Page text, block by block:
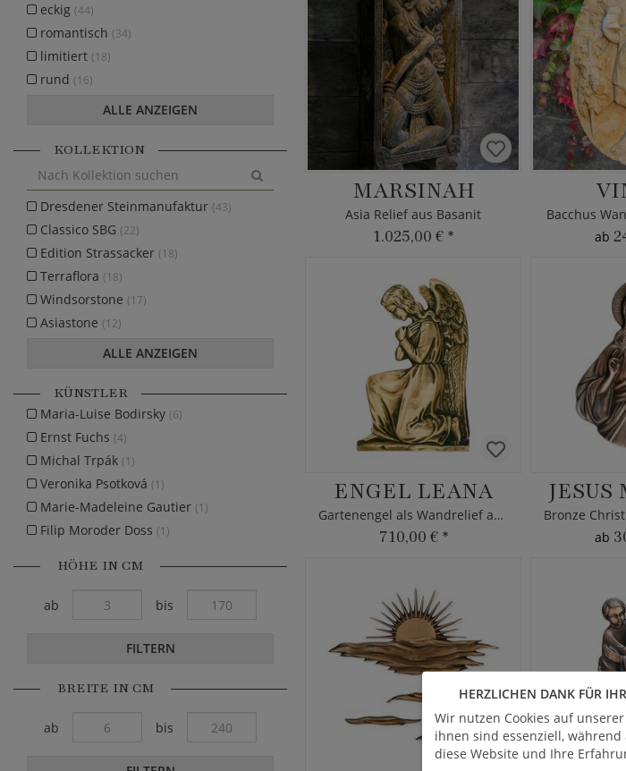
MARSINAH
Asia Relief aus Basanit
1.025,00 € *
Bacchus
ab
ENGEL LEANA
Gartenengel als Wandrelief aus Bronze
710,00 € *
JESUS
ab
eckig (44)
romantisch (34)
limitiert (18)
rund (16)
ALLE ANZEIGEN
KOLLEKTION
Dresdener Steinmanufaktur (43)
Classico SBG (22)
Edition Strassacker (18)
Terraflora (18)
Windsorstone (17)
Asiastone (12)
ALLE ANZEIGEN
KÜNSTLER
Maria-Luise Bodirsky (6)
Ernst Fuchs (4)
Michal Trpák (1)
Veronika Psotková (1)
Marie-Madeleine Gautier (1)
Filip Moroder Doss (1)
HÖHE IN CM
ab bis
FILTERN
BREITE IN CM
ab bis
HERZLICHEN DANK FÜR
Wir nutzen Cookies auf
ihnen sind essenziell,
diese Website und Ihre